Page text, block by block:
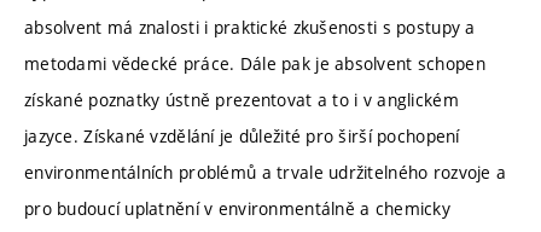
absolvent má znalosti i praktické zkušenosti s postupy a
metodami vědecké práce. Dále pak je absolvent schopen
získané poznatky ústně prezentovat a to i v anglickém
jazyce. Získané vzdělání je důležité pro širší pochopení
environmentálních problémů a trvale udržitelného rozvoje a
pro budoucí uplatnění v environmentálně a chemicky